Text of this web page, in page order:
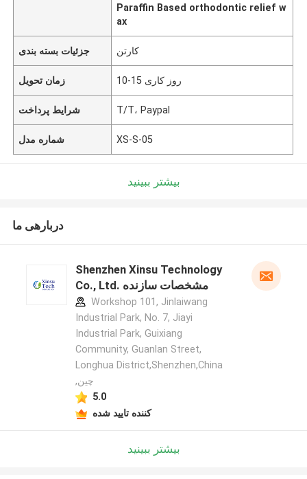
Paraffin Based orthodontic relief w
ax
جزئیات بسته بندی کارتن
زمان تحویل 10-15 روز کاری
شرایط پرداخت T/T، Paypal
شماره مدل XS-S-05
بیشتر ببینید
دربارهی ما
Shenzhen Xinsu Technology
Co., Ltd. مشخصات سازنده
Workshop 101, Jinlaiwang
Industrial Park, No. 7, Jiayi
Industrial Park, Guixiang
Community, Guanlan Street,
Longhua District,Shenzhen,China
,چین
5.0
کننده تایید شده
بیشتر ببینید